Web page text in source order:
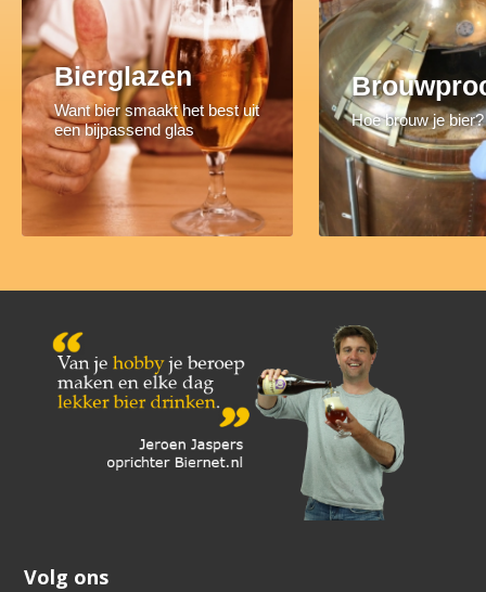
Bierglazen
Want bier smaakt het best uit
een bijpassend glas
Hoe brouw je bier?
Volg ons